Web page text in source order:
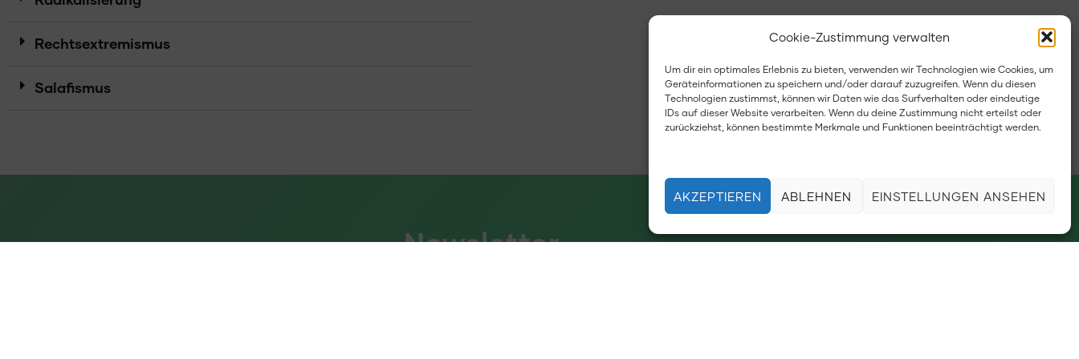
Cookie-Zustimmung verwalten
Um dir ein optimales Erlebnis zu bieten, verwenden wir Technologien wie Cookies, um
Geräteinformationen zu speichern und/oder darauf zuzugreifen. Wenn du diesen
Technologien zustimmst, können wir Daten wie das Surfverhalten oder eindeutige
IDs auf dieser Website verarbeiten. Wenn du deine Zustimmung nicht erteilst oder
zurückziehst, können bestimmte Merkmale und Funktionen beeinträchtigt werden.
AKZEPTIEREN ABLEHNEN EINSTELLUNGEN ANSEHEN
Rechtsextremismus
Salafismus
Newsletter